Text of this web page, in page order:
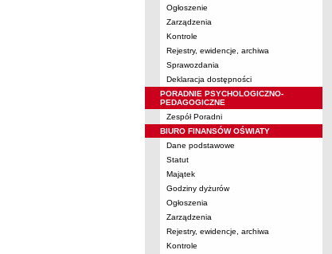
Ogłoszenie
Zarządzenia
Kontrole
Rejestry, ewidencje, archiwa
Sprawozdania
Deklaracja dostępności
PORADNIE PSYCHOLOGICZNO-
PEDAGOGICZNE
Zespół Poradni
BIURO FINANSÓW OŚWIATY
Dane podstawowe
Statut
Majątek
Godziny dyżurów
Ogłoszenia
Zarządzenia
Rejestry, ewidencje, archiwa
Kontrole